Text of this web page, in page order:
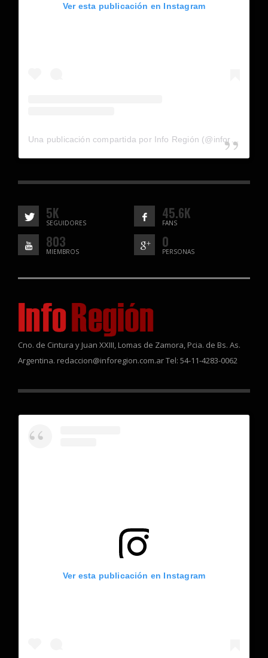
Ver esta publicación en Instagram
5K
SEGUIDORES
45.6K
FANS
803
MIEMBROS
0
PERSONAS
Cno. de Cintura y Juan XXIII, Lomas de Zamora, Pcia. de Bs. As.
Argentina. redaccion@inforegion.com.ar Tel: 54-11-4283-0062
Ver esta publicación en Instagram